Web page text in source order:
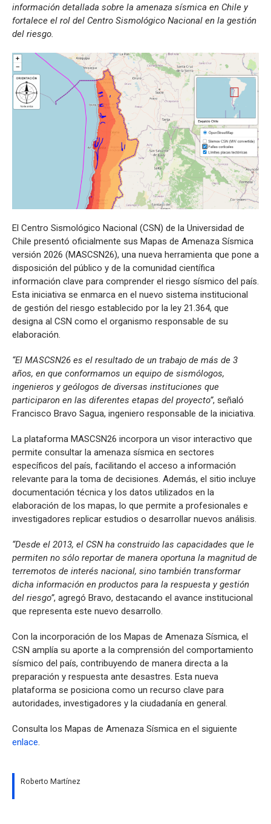
información detallada sobre la amenaza sísmica en Chile y
fortalece el rol del Centro Sismológico Nacional en la gestión
del riesgo.
El Centro Sismológico Nacional (CSN) de la Universidad de
Chile presentó oficialmente sus Mapas de Amenaza Sísmica
versión 2026 (MASCSN26), una nueva herramienta que pone a
disposición del público y de la comunidad científica
información clave para comprender el riesgo sísmico del país.
Esta iniciativa se enmarca en el nuevo sistema institucional
de gestión del riesgo establecido por la ley 21.364, que
designa al CSN como el organismo responsable de su
elaboración.
“El MASCSN26 es el resultado de un trabajo de más de 3
años, en que conformamos un equipo de sismólogos,
ingenieros y geólogos de diversas instituciones que
participaron en las diferentes etapas del proyecto”, señaló
Francisco Bravo Sagua, ingeniero responsable de la iniciativa.
La plataforma MASCSN26 incorpora un visor interactivo que
permite consultar la amenaza sísmica en sectores
específicos del país, facilitando el acceso a información
relevante para la toma de decisiones. Además, el sitio incluye
documentación técnica y los datos utilizados en la
elaboración de los mapas, lo que permite a profesionales e
investigadores replicar estudios o desarrollar nuevos análisis.
“Desde el 2013, el CSN ha construido las capacidades que le
permiten no sólo reportar de manera oportuna la magnitud de
terremotos de interés nacional, sino también transformar
dicha información en productos para la respuesta y gestión
del riesgo”, agregó Bravo, destacando el avance institucional
que representa este nuevo desarrollo.
Con la incorporación de los Mapas de Amenaza Sísmica, el
CSN amplía su aporte a la comprensión del comportamiento
sísmico del país, contribuyendo de manera directa a la
preparación y respuesta ante desastres. Esta nueva
plataforma se posiciona como un recurso clave para
autoridades, investigadores y la ciudadanía en general.
Consulta los Mapas de Amenaza Sísmica en el siguiente
enlace.
Roberto Martínez